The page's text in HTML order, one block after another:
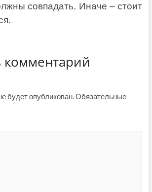
совпадать. Иначе – стоит
комментарий
будет опубликован.Обязательные